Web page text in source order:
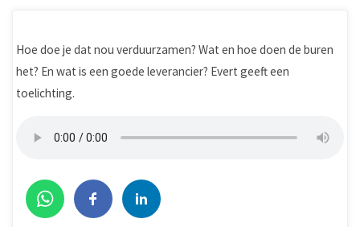
Hoe doe je dat nou verduurzamen? Wat en hoe doen de buren
het? En wat is een goede leverancier? Evert geeft een
toelichting.